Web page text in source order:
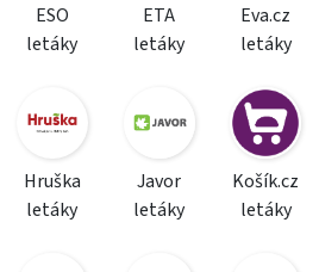
ESO
letáky
ETA
letáky
Eva.cz
letáky
Hruška
letáky
Javor
letáky
Košík.cz
letáky